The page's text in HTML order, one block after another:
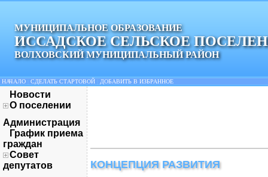
МУНИЦИПАЛЬНОЕ ОБРАЗОВАНИЕ
ИССАДСКОЕ СЕЛЬСКОЕ
ВОЛХОВСКИЙ МУНИЦИПАЛЬНЫЙ РАЙОН
НАЧАЛО СДЕЛАТЬ СТАРТОВОЙ ДОБАВИТЬ В ИЗБРАННОЕ
Новости
О поселении
Администрация
График приема
граждан
Совет
депутатов
КОНЦЕПЦИЯ РАЗВИТИЯ